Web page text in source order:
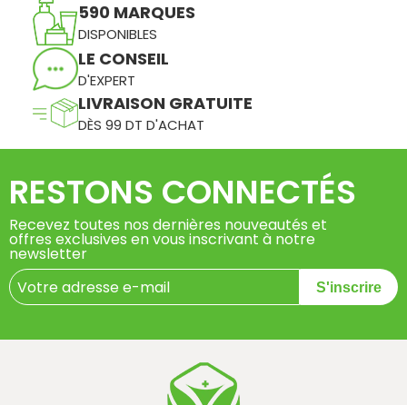
590 MARQUES
DISPONIBLES
LE CONSEIL
D'EXPERT
LIVRAISON GRATUITE
DÈS 99 DT D'ACHAT
RESTONS CONNECTÉS
Recevez toutes nos dernières nouveautés et
offres exclusives en vous inscrivant à notre
newsletter
S'inscrire